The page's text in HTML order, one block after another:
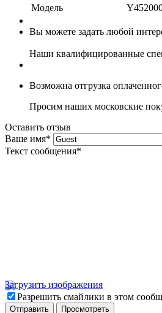
Модель
Вы можете задать любой
Наши квалифицированные
Возможна отгрузка
Просим наших московские
Оставить отзыв
Ваше имя*
Текст сообщения*
Загрузить изображения
Разрешить смайлики в этом